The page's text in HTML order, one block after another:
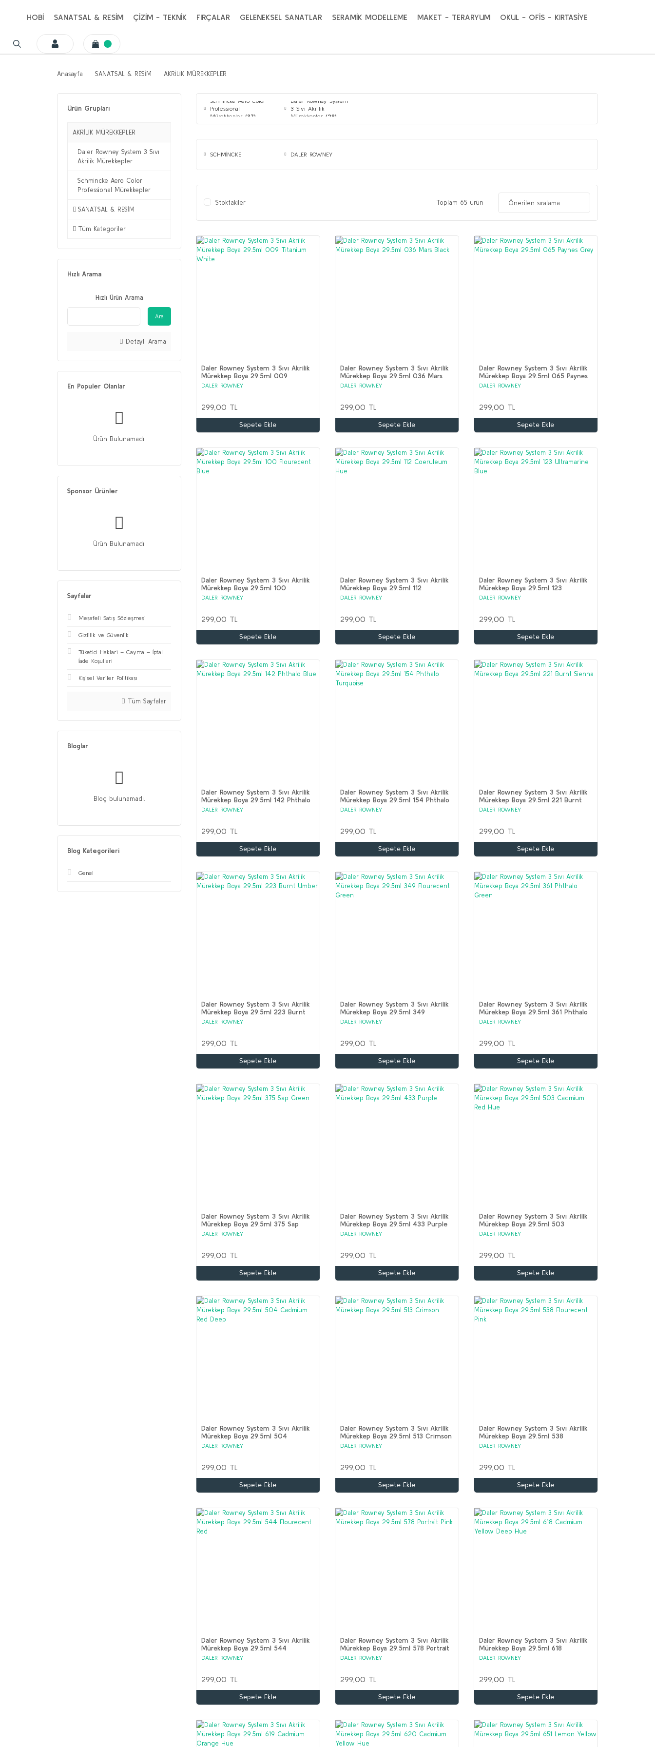
HOBİ SANATSAL & RESİM ÇİZİM - TEKNİK FIRÇALAR GELENEKSEL SANATLAR SERAMİK MODELLEME MAKET - TERARYUM OKUL - OFİS - KIRTASİYE
Anasayfa SANATSAL & RESİM AKRİLİK MÜREKKEPLER
Ürün Grupları
AKRİLİK MÜREKKEPLER
Daler Rowney System 3 Sıvı
Akrilik Mürekkepler
Schmincke Aero Color
Professional Mürekkepler
SANATSAL & RESİM
Tüm Kategoriler
Hızlı Arama
Hızlı Ürün Arama
Ara
Detaylı Arama
En Populer Olanlar
Ürün Bulunamadı.
Sponsor Ürünler
Ürün Bulunamadı.
Sayfalar
Mesafeli Satış Sözleşmesi
Gizlilik ve Güvenlik
Tüketici Haklari – Cayma – İptal
İade Koşullari
Kişisel Veriler Politikası
Tüm Sayfalar
Bloglar
Blog bulunamadı.
Blog Kategorileri
Genel
Schmincke Aero Color
Professional
Mürekkepler (37)
Daler Rowney System
3 Sıvı Akrilik
Mürekkepler (28)
SCHMİNCKE DALER ROWNEY
Stoktakiler Toplam 65 ürün
Daler Rowney System 3 Sıvı Akrilik
Mürekkep Boya 29.5ml 009
Titanium White
DALER ROWNEY
299,00 TL
Sepete Ekle
Daler Rowney System 3 Sıvı Akrilik
Mürekkep Boya 29.5ml 036 Mars
Black
DALER ROWNEY
299,00 TL
Sepete Ekle
Daler Rowney System 3 Sıvı Akrilik
Mürekkep Boya 29.5ml 065 Paynes
Grey
DALER ROWNEY
299,00 TL
Sepete Ekle
Daler Rowney System 3 Sıvı Akrilik
Mürekkep Boya 29.5ml 100
Flourecent Blue
DALER ROWNEY
299,00 TL
Sepete Ekle
Daler Rowney System 3 Sıvı Akrilik
Mürekkep Boya 29.5ml 112
Coeruleum Hue
DALER ROWNEY
299,00 TL
Sepete Ekle
Daler Rowney System 3 Sıvı Akrilik
Mürekkep Boya 29.5ml 123
Ultramarine Blue
DALER ROWNEY
299,00 TL
Sepete Ekle
Daler Rowney System 3 Sıvı Akrilik
Mürekkep Boya 29.5ml 142 Phthalo
Blue
DALER ROWNEY
299,00 TL
Sepete Ekle
Daler Rowney System 3 Sıvı Akrilik
Mürekkep Boya 29.5ml 154 Phthalo
Turquoise
DALER ROWNEY
299,00 TL
Sepete Ekle
Daler Rowney System 3 Sıvı Akrilik
Mürekkep Boya 29.5ml 221 Burnt
Sienna
DALER ROWNEY
299,00 TL
Sepete Ekle
Daler Rowney System 3 Sıvı Akrilik
Mürekkep Boya 29.5ml 223 Burnt
Umber
DALER ROWNEY
299,00 TL
Sepete Ekle
Daler Rowney System 3 Sıvı Akrilik
Mürekkep Boya 29.5ml 349
Flourecent Green
DALER ROWNEY
299,00 TL
Sepete Ekle
Daler Rowney System 3 Sıvı Akrilik
Mürekkep Boya 29.5ml 361 Phthalo
Green
DALER ROWNEY
299,00 TL
Sepete Ekle
Daler Rowney System 3 Sıvı Akrilik
Mürekkep Boya 29.5ml 375 Sap
Green
DALER ROWNEY
299,00 TL
Sepete Ekle
Daler Rowney System 3 Sıvı Akrilik
Mürekkep Boya 29.5ml 433 Purple
DALER ROWNEY
299,00 TL
Sepete Ekle
Daler Rowney System 3 Sıvı Akrilik
Mürekkep Boya 29.5ml 503
Cadmium Red Hue
DALER ROWNEY
299,00 TL
Sepete Ekle
Daler Rowney System 3 Sıvı Akrilik
Mürekkep Boya 29.5ml 504
Cadmium Red Deep
DALER ROWNEY
299,00 TL
Sepete Ekle
Daler Rowney System 3 Sıvı Akrilik
Mürekkep Boya 29.5ml 513 Crimson
DALER ROWNEY
299,00 TL
Sepete Ekle
Daler Rowney System 3 Sıvı Akrilik
Mürekkep Boya 29.5ml 538
Flourecent Pink
DALER ROWNEY
299,00 TL
Sepete Ekle
Daler Rowney System 3 Sıvı Akrilik
Mürekkep Boya 29.5ml 544
Flourecent Red
DALER ROWNEY
299,00 TL
Sepete Ekle
Daler Rowney System 3 Sıvı Akrilik
Mürekkep Boya 29.5ml 578 Portrait
Pink
DALER ROWNEY
299,00 TL
Sepete Ekle
Daler Rowney System 3 Sıvı Akrilik
Mürekkep Boya 29.5ml 618
Cadmium Yellow Deep Hue
DALER ROWNEY
299,00 TL
Sepete Ekle